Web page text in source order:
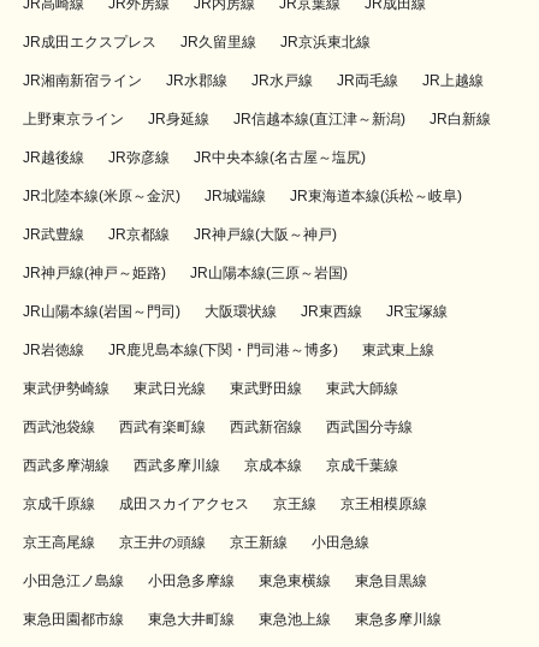
JR高崎線 JR外房線 JR内房線 JR京葉線 JR成田線
JR成田エクスプレス JR久留里線 JR京浜東北線
JR湘南新宿ライン JR水郡線 JR水戸線 JR両毛線 JR上越線
上野東京ライン JR身延線 JR信越本線(直江津～新潟) JR白新線
JR越後線 JR弥彦線 JR中央本線(名古屋～塩尻)
JR北陸本線(米原～金沢) JR城端線 JR東海道本線(浜松～岐阜)
JR武豊線 JR京都線 JR神戸線(大阪～神戸)
JR神戸線(神戸～姫路) JR山陽本線(三原～岩国)
JR山陽本線(岩国～門司) 大阪環状線 JR東西線 JR宝塚線
JR岩徳線 JR鹿児島本線(下関・門司港～博多) 東武東上線
東武伊勢崎線 東武日光線 東武野田線 東武大師線
西武池袋線 西武有楽町線 西武新宿線 西武国分寺線
西武多摩湖線 西武多摩川線 京成本線 京成千葉線
京成千原線 成田スカイアクセス 京王線 京王相模原線
京王高尾線 京王井の頭線 京王新線 小田急線
小田急江ノ島線 小田急多摩線 東急東横線 東急目黒線
東急田園都市線 東急大井町線 東急池上線 東急多摩川線